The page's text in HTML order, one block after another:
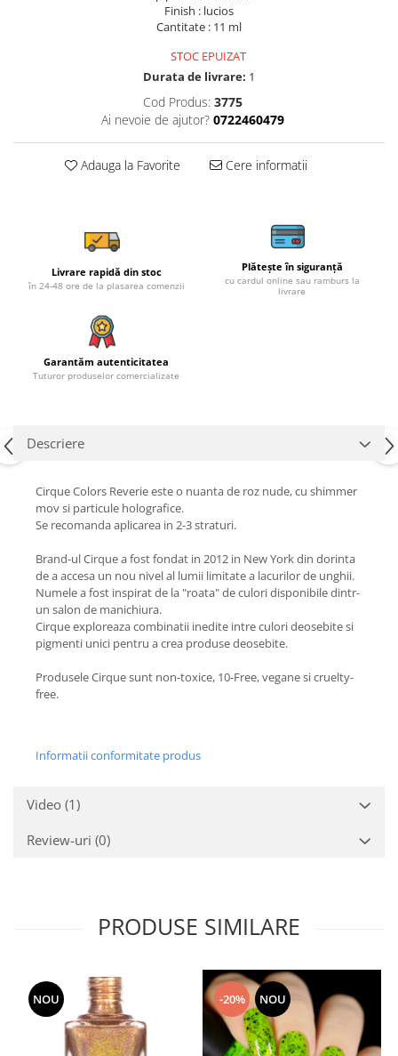
Finish : lucios
Cantitate : 11 ml
STOC EPUIZAT
Durata de livrare: 1
Cod Produs: 3775
Ai nevoie de ajutor? 0722460479
Adauga la Favorite Cere informatii
Livrare rapidă din stoc
în 24-48 ore de la plasarea comenzii
Plătește în siguranță
cu cardul online sau ramburs la
livrare
Garantăm autenticitatea
Tuturor produselor comercializate
Descriere
Cirque Colors Reverie este o nuanta de roz nude, cu shimmer
mov si particule holografice.
Se recomanda aplicarea in 2-3 straturi.
Brand-ul Cirque a fost fondat in 2012 in New York din dorinta
de a accesa un nou nivel al lumii limitate a lacurilor de unghii.
Numele a fost inspirat de la "roata" de culori disponibile dintr-
un salon de manichiura.
Cirque exploreaza combinatii inedite intre culori deosebite si
pigmenti unici pentru a crea produse deosebite.
Produsele Cirque sunt non-toxice, 10-Free, vegane si cruelty-
free.
Informatii conformitate produs
Video (1)
Review-uri (0)
PRODUSE SIMILARE
NOU -20% NOU